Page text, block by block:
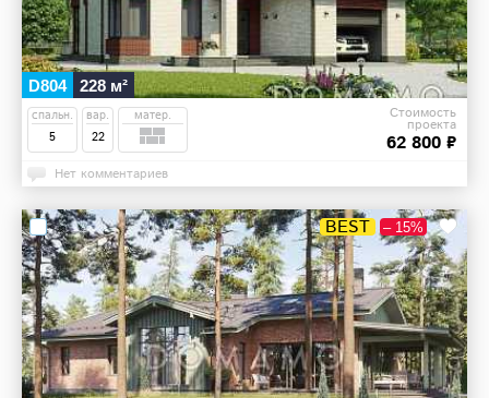
D804 228 м²
спальн.
5
вар.
22
матер. Стоимость
проекта
62 800 ₽
Нет комментариев
BEST – 15%